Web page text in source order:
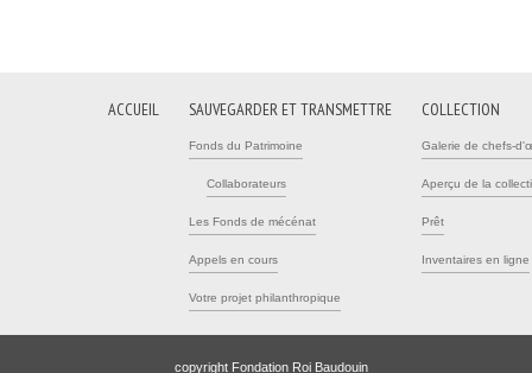
ACCUEIL SAUVEGARDER ET TRANSMETTRE
Fonds du Patrimoine
Collaborateurs
Les Fonds de mécénat
Appels en cours
Votre projet philanthropique
COLLECTION
Galerie de chefs-
Aperçu de la
Prêt
Inventaires en ligne
copyright Fondation Roi Baudouin